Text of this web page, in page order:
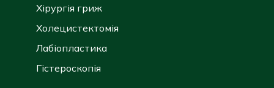
Хірургія гриж
Холецистектомія
Лабіопластика
Гістероскопія